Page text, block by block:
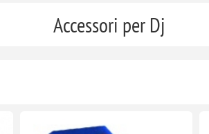
Accessori per Dj